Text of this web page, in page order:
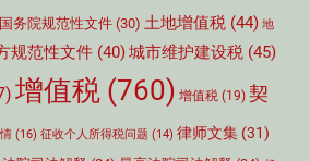
国务院规范性文件 (30) 土地增值税 (44) 地
规范性文件 (40)城市维护建设税 (45)
增值税 (760) 增值税 (19) 契
(16) 征收个人所得税问题 (14) 律师文集 (31)